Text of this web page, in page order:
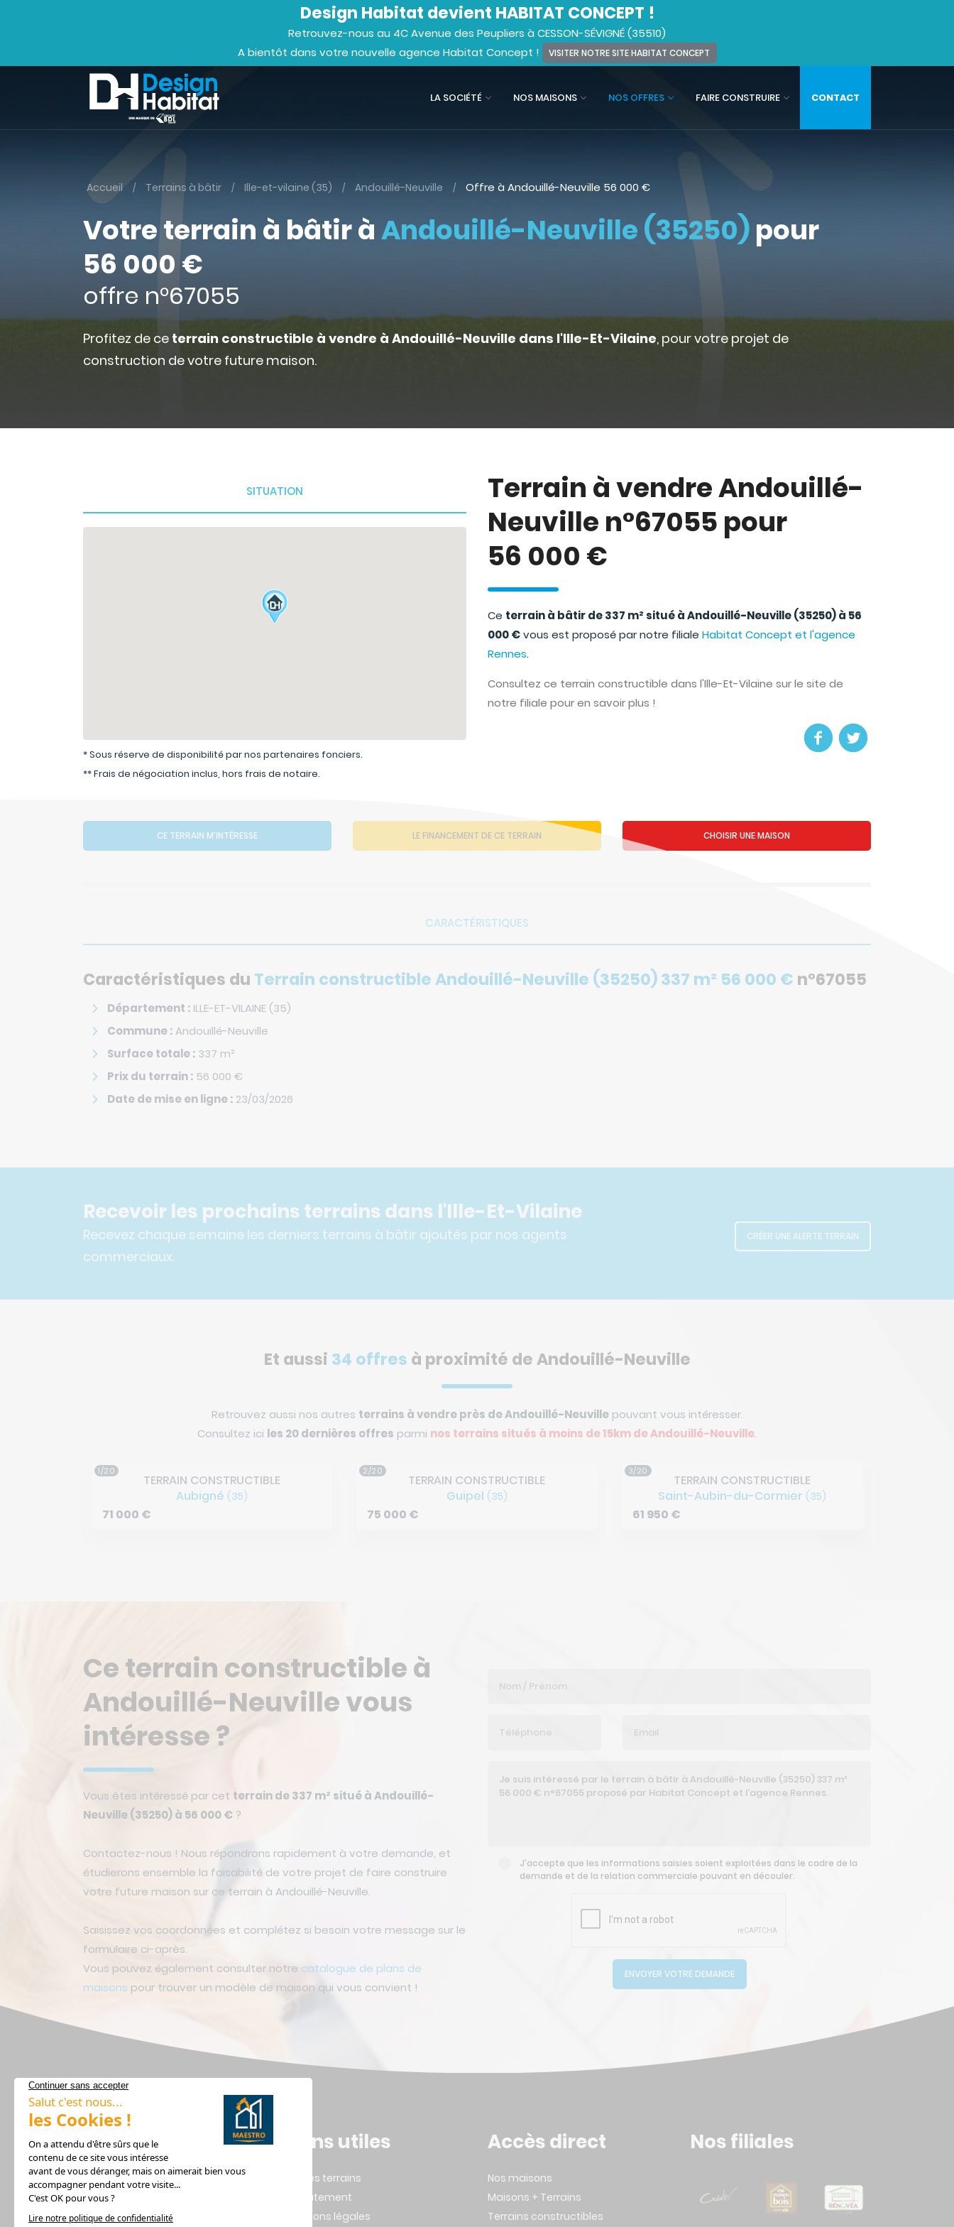
Design Habitat devient HABITAT CONCEPT !
Retrouvez-nous au 4C Avenue des Peupliers à CESSON-SÉVIGNÉ (35510)
A bientôt dans votre nouvelle agence Habitat Concept !
VISITER NOTRE SITE HABITAT CONCEPT
LA SOCIÉTÉ NOS MAISONS NOS OFFRES FAIRE CONSTRUIRE CONTACT
Accueil Terrains à bâtir Ille-et-vilaine (35) Andouillé-Neuville Offre à Andouillé-Neuville 56 000 €
Votre terrain à bâtir àAndouillé-Neuville (35250)pour
56 000 €
offre n°67055
Profitez de ce terrain constructible à vendre à Andouillé-Neuville dans l'Ille-Et-Vilaine, pour votre projet de
construction de votre future maison.
Terrain à vendre Andouillé-
Neuville n°67055 pour
56 000 €
Ce terrain à bâtir de 337 m² situé à Andouillé-Neuville (35250) à 56
000 €vous est proposé par notre filiale Habitat Concept et l'agence
Rennes.
Consultez ce terrain constructible dans l'Ille-Et-Vilaine sur le site de
notre filiale pour en savoir plus !
SITUATION
* Sous réserve de disponibilité par nos partenaires fonciers.
** Frais de négociation inclus, hors frais de notaire.
CE TERRAIN M'INTÉRESSE LE FINANCEMENT DE CE TERRAIN CHOISIR UNE MAISON
CARACTÉRISTIQUES
Caractéristiques du Terrain constructible Andouillé-Neuville (35250) 337 m² 56 000 € n°67055
Département : ILLE-ET-VILAINE (35)
Commune :Andouillé-Neuville
Surface totale : 337 m²
Prix du terrain : 56 000 €
Date de mise en ligne : 23/03/2026
Recevoir les prochains terrains dans l'Ille-Et-Vilaine
Recevez chaque semaine les derniers terrains à bâtir ajoutés par nos agents
commerciaux.
CRÉER UNE ALERTE TERRAIN
Et aussi 34 offres à proximité de Andouillé-Neuville
Retrouvez aussi nos autres terrains à vendre près de Andouillé-Neuvillepouvant vous intéresser.
Consultez ici les 20 dernières offres parmi nos terrains situés à moins de 15km de Andouillé-Neuville.
2/20
TERRAIN CONSTRUCTIBLE
Guipel(35)
75 000€
3/20
TERRAIN CONSTRUCTIBLE
Saint-Aubin-du-Cormier
61 950€
4/20
TERRAIN CONSTRUCTIBLE
Montreuil-sur-Ille(35)
80 430€
Ce terrain constructible à
Andouillé-Neuville vous
intéresse ?
Vous êtes intéressé par cet terrain de 337 m² situé à Andouillé-
Neuville (35250) à 56 000 € ?
Contactez-nous ! Nous répondrons rapidement à votre demande, et
étudierons ensemble la faisabilité de votre projet de faire construire
votre future maison sur ce terrain à Andouillé-Neuville.
Saisissez vos coordonnées et complétez si besoin votre message sur le
formulaire ci-après.
Vous pouvez également consulter notre catalogue de plans de
maisons pour trouver un modèle de maison qui vous convient !
J'accepte que les informations saisies soient exploitées dans le cadre de la
demande et de la relation commerciale pouvant en découler.
ENVOYER VOTRE DEMANDE
Design Habitat, Constructeur
Liens utiles
Alertes terrains
Recrutement
Mentions légales
Accès direct
Nos maisons
Maisons + Terrains
Terrains constructibles
Nos filiales